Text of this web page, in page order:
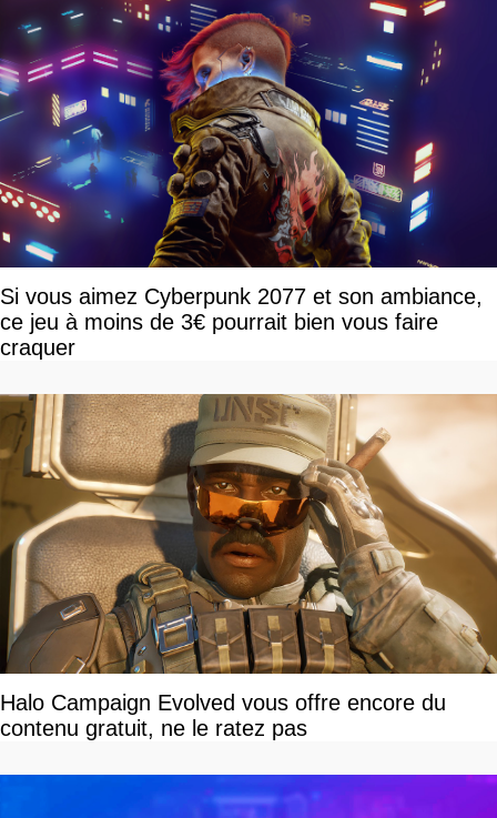
Si vous aimez Cyberpunk 2077 et son ambiance,
ce jeu à moins de 3€ pourrait bien vous faire
craquer
Halo Campaign Evolved vous offre encore du
contenu gratuit, ne le ratez pas